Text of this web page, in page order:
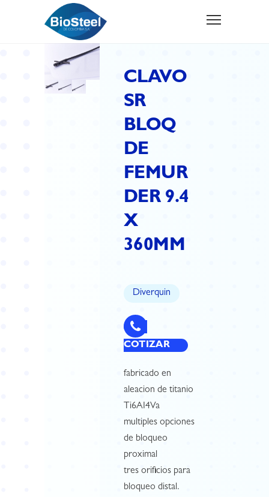
CLAVO
SR
BLOQ
DE
FEMUR
DER 9.4
X
360MM
Diverquin
COTIZAR
fabricado en
aleacion de titanio
Ti6AI4Va
multiples opciones
de bloqueo
proximal
tres orificios para
bloqueo distal.